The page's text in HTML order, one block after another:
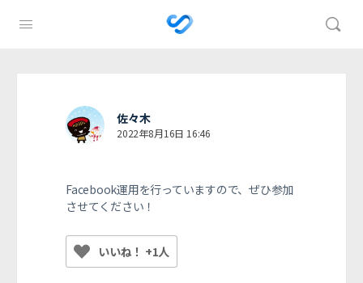
佐々木
2022年8月16日 16:46
Facebook運用を行っていますので、ぜひ参加
させてください！
いいね！ +1人